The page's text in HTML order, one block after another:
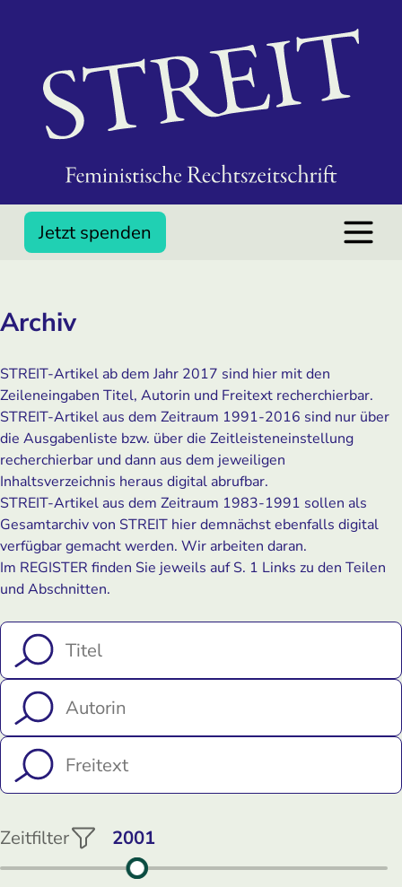
Jetzt spenden
Archiv
STREIT-Artikel ab dem Jahr 2017 sind hier mit den
Zeileneingaben Titel, Autorin und Freitext recherchierbar.
STREIT-Artikel aus dem Zeitraum 1991-2016 sind nur über
die Ausgabenliste bzw. über die Zeitleisteneinstellung
recherchierbar und dann aus dem jeweiligen
Inhaltsverzeichnis heraus digital abrufbar.
STREIT-Artikel aus dem Zeitraum 1983-1991 sollen als
Gesamtarchiv von STREIT hier demnächst ebenfalls digital
verfügbar gemacht werden. Wir arbeiten daran.
Im REGISTER finden Sie jeweils auf S. 1 Links zu den Teilen
und Abschnitten.
Zeitfilter